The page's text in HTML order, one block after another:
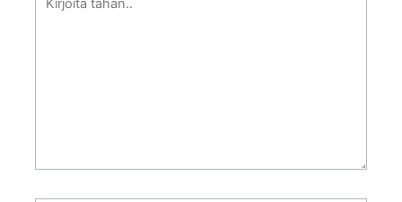
tähän..